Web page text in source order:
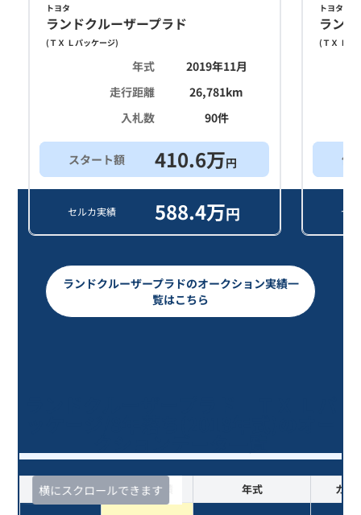
トヨタ
ランドクルーザープラド
(ＴＸ Ｌパッケージ)
年式
2019年11月
走行距離
26,781km
入札数
90件
スタート額 410.6万円
セルカ実績 588.4万円
トヨタ
ラン
(ＴＸ Ｌパ
他
セ
ランドクルーザープラドのオークション実績一
覧はこちら
横にスクロールできます
査定時期 セルカ実績 年式 カラ